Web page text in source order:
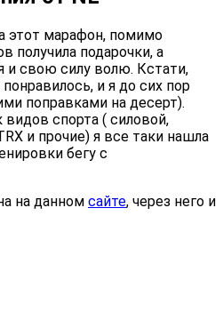
этот марафон, помимо
получила подарочки, а
и свою силу волю. Кстати,
и я до сих пор
поправками на десерт).
спорта ( силовой,
и прочие) я все таки нашла
бегу с
на данном сайте, через него и